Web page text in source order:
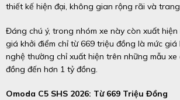
thiết kế hiện đại, không gian rộng rãi và
Đáng chú ý, trong nhóm xe này còn xuất hiện
giá khởi điểm chỉ từ 669 triệu đồng là mức giá
nghệ thường chỉ xuất hiện trên những mẫu
đồng đến hơn 1 tỷ đồng.
Omoda C5 SHS 2026: Từ 669 Triệu Đồng